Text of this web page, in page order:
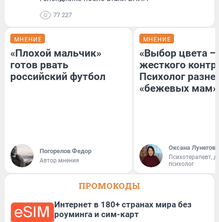
77 227
МНЕНИЕ
«Плохой мальчик»
готов рвать
российский футбол
Погорелов Федор
Автор мнения
МНЕНИЕ
«Выбор цвета —
жесткого
Психолог
«бежевых мам»
Оксана Лунегова
Психотерапевт,
психолог
ПРОМОКОДЫ
Интернет в 180+ странах мира без
роуминга и сим-карт